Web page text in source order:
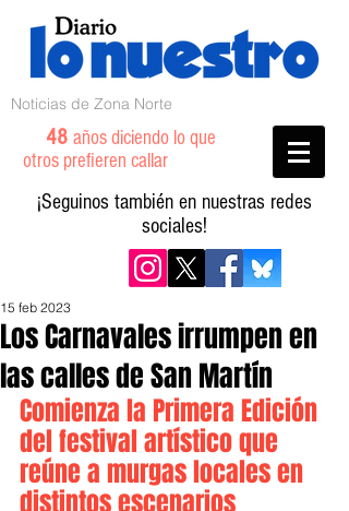
Noticias de Zona Norte
48 años diciendo lo que
otros prefieren callar
¡Seguinos también en nuestras redes
sociales!
Los Carnavales irrumpen en
las calles de San Martín
15 feb 2023
Comienza la Primera Edición
del festival artístico que
reúne a murgas locales en
distintos escenarios